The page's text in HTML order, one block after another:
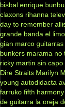
bisbal enrique
claxons rihanna
day to remember
grande banda el
gian marco
bunkers marama no
ricky martin sin capo
Dire Straits Marilyn
young autodidacta
farruko fifth harmony
de guitarra la oreja